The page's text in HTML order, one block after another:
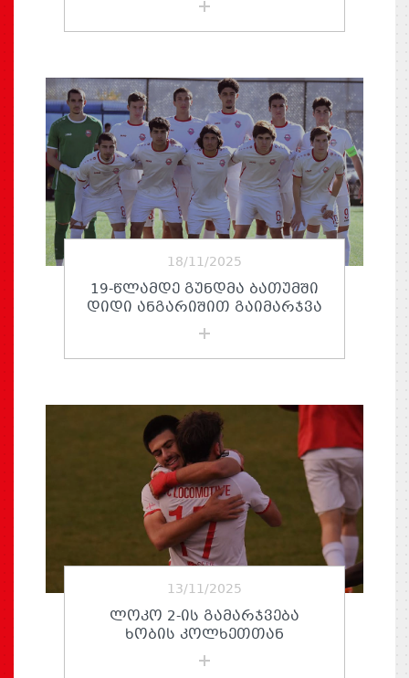
18/11/2025
19-ᲬᲚᲐᲛᲓᲔ ᲒᲣᲜᲓᲛᲐ ᲑᲐᲗᲣᲛᲨᲘ
ᲓᲘᲓᲘ ᲐᲜᲒᲐᲠᲘᲨᲘᲗ ᲒᲐᲘᲛᲐᲠᲯᲕᲐ
13/11/2025
ᲚᲝᲙᲝ 2-ᲘᲡ ᲒᲐᲛᲐᲠᲯᲕᲔᲑᲐ
ᲮᲝᲑᲘᲡ ᲙᲝᲚᲮᲔᲗᲗᲐᲜ